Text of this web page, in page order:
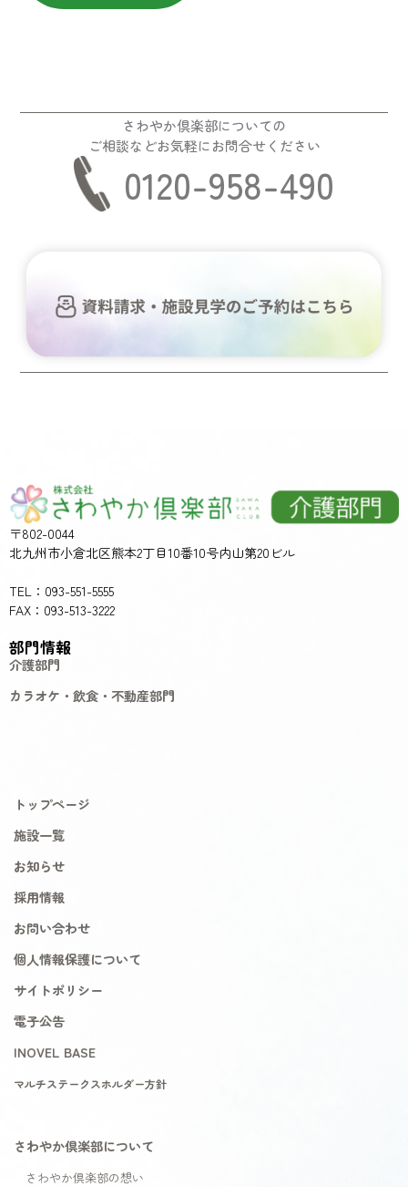
さわやか倶楽部についての
ご相談などお気軽にお問合せください
0120-958-490
〒802-0044
北九州市小倉北区熊本2丁目10番10号内山第20ビル
TEL：093-551-5555
FAX：093-513-3222
部門情報
介護部門
カラオケ・飲食・不動産部門
トップページ
施設一覧
お知らせ
採用情報
お問い合わせ
個人情報保護について
サイトポリシー
電子公告
INOVEL BASE
マルチステークスホルダー方針
さわやか倶楽部について
さわやか倶楽部の想い